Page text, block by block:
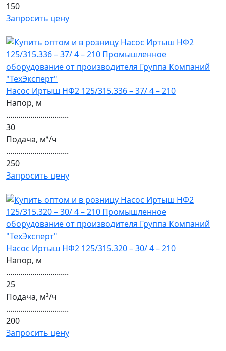
150
Запросить цену
Насос Иртыш НФ2 125/315.336 – 37/ 4 – 210
Напор, м
...............................
30
Подача, м³/ч
...............................
250
Запросить цену
Насос Иртыш НФ2 125/315.320 – 30/ 4 – 210
Напор, м
...............................
25
Подача, м³/ч
...............................
200
Запросить цену